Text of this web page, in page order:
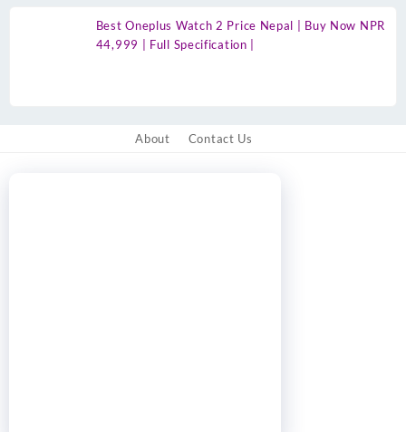
Best Oneplus Watch 2 Price Nepal | Buy Now NPR
44,999 | Full Specification |
About Contact Us